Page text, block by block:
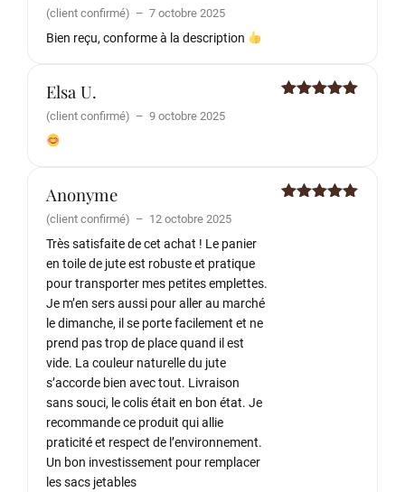
(client confirmé) – 7 octobre 2025
Bien reçu, conforme à la description
Elsa U.
(client confirmé) – 9 octobre 2025
Anonyme
(client confirmé) – 12 octobre 2025
Très satisfaite de cet achat ! Le panier
en toile de jute est robuste et pratique
pour transporter mes petites emplettes.
Je m’en sers aussi pour aller au marché
le dimanche, il se porte facilement et ne
prend pas trop de place quand il est
vide. La couleur naturelle du jute
s’accorde bien avec tout. Livraison
sans souci, le colis était en bon état. Je
recommande ce produit qui allie
praticité et respect de l’environnement.
Un bon investissement pour remplacer
les sacs jetables